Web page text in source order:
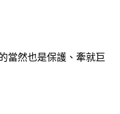
當然也是保護、牽就巨